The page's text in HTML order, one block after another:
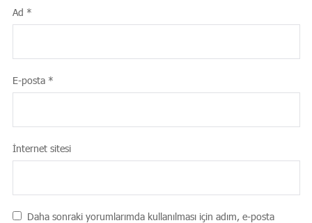
Ad *
E-posta *
İnternet sitesi
Daha sonraki yorumlarımda kullanılması için adım, e-posta